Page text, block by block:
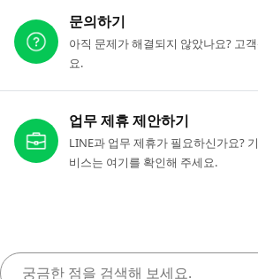
문의하기
아직 문제가 해결되지 않았나요? 고
요.
업무 제휴 제안하기
LINE과 업무 제휴가 필요하신가요?
비스는 여기를 확인해 주세요.